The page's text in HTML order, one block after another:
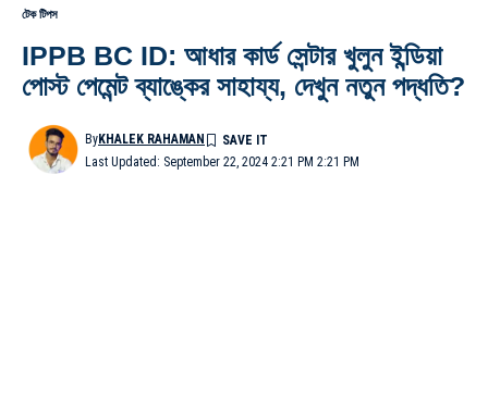
টেক টিপস
IPPB BC ID: আধার কার্ড সেন্টার খুলুন ইন্ডিয়া
পোস্ট পেমেন্ট ব্যাঙ্কের সাহায্য, দেখুন নতুন পদ্ধতি?
Last Updated: September 22, 2024 2:21 PM 2:21 PM
ByKHALEK RAHAMAN